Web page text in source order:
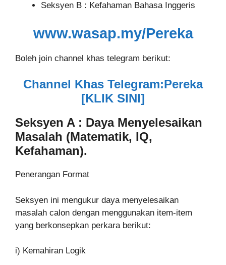
Seksyen B : Kefahaman Bahasa Inggeris
www.wasap.my/Pereka
Boleh join channel khas telegram berikut:
Channel Khas Telegram:Pereka
[KLIK SINI]
Seksyen A : Daya Menyelesaikan
Masalah (Matematik, IQ,
Kefahaman).
Penerangan Format
Seksyen ini mengukur daya menyelesaikan
masalah calon dengan menggunakan item-item
yang berkonsepkan perkara berikut:
i) Kemahiran Logik